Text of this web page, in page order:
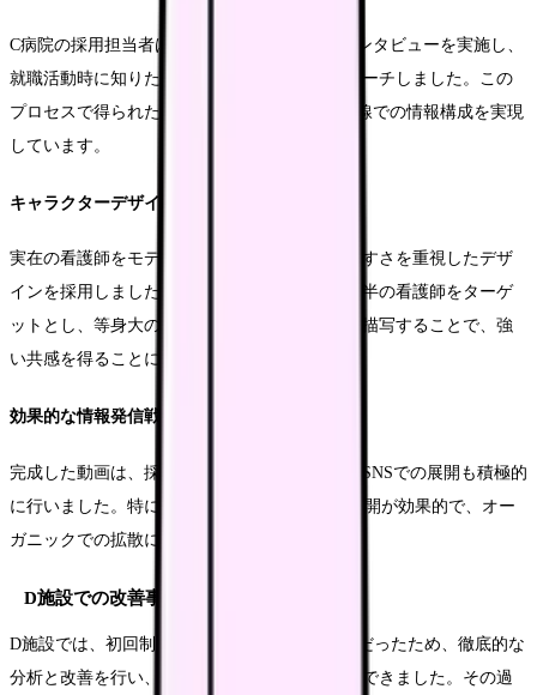
C病院の採用担当者は、まず現役看護師へのインタビューを実施し、
就職活動時に知りたかった情報を徹底的にリサーチしました。この
プロセスで得られた insights を基に、視聴者目線での情報構成を実現
しています。
キャラクターデザインの工夫
実在の看護師をモデルとしながらも、親しみやすさを重視したデザ
インを採用しました。特に20代後半から30代前半の看護師をターゲ
ットとし、等身大のキャリアプランを具体的に描写することで、強
い共感を得ることに成功しています。
効果的な情報発信戦略
完成した動画は、採用サイトでの公開に加え、SNSでの展開も積極的
に行いました。特に Instagram と TikTok での展開が効果的で、オー
ガニックでの拡散にも成功しています。
D施設での改善事例
D施設では、初回制作した動画の効果が限定的だったため、徹底的な
分析と改善を行い、大きな成果を上げることができました。その過